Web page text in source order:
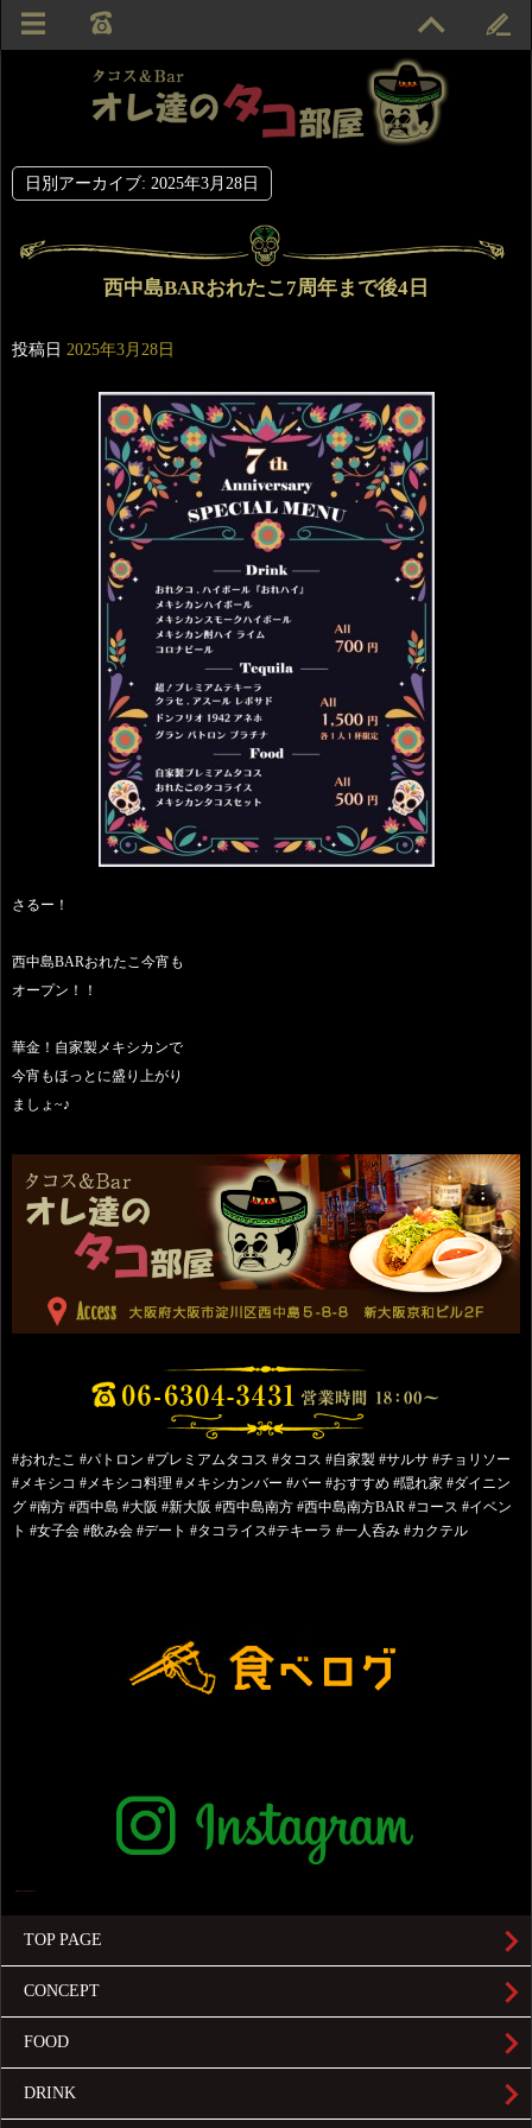
日別アーカイブ: 2025年3月28日
西中島BARおれたこ7周年まで後4日
投稿日 2025年3月28日
さるー！
西中島BARおれたこ今宵も
オープン！！
華金！自家製メキシカンで
今宵もほっとに盛り上がり
ましょ~♪
#おれたこ #パトロン #プレミアムタコス #タコス #自家製 #サルサ #チョリソー
#メキシコ #メキシコ料理 #メキシカンバー #バー #おすすめ #隠れ家 #ダイニン
グ #南方 #西中島 #大阪 #新大阪 #西中島南方 #西中島南方BAR #コース #イベン
ト #女子会 #飲み会 #デート #タコライス#テキーラ #一人呑み #カクテル
TOP PAGE
CONCEPT
FOOD
DRINK